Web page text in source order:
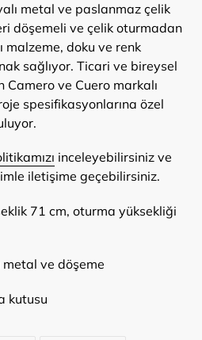
metal ve paslanmaz çelik
döşemeli ve çelik oturmadan
malzeme, doku ve renk
sağlıyor. Ticari ve bireysel
Camero ve Cuero markalı
spesifikasyonlarına özel
inceleyebilirsiniz ve
iletişime geçebilirsiniz.
71 cm, oturma yüksekliği
metal ve döşeme
kutusu